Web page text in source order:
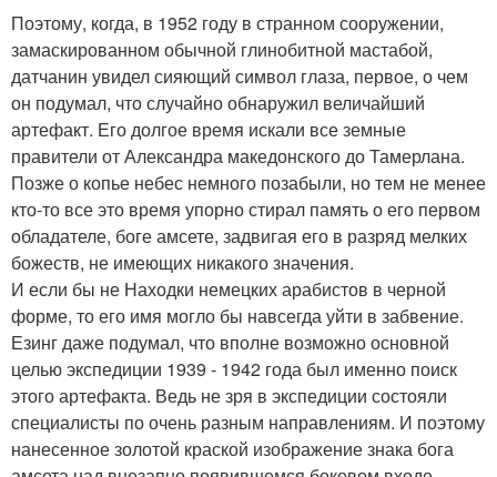
Поэтому, когда, в 1952 году в странном сооружении,
замаскированном обычной глинобитной мастабой,
датчанин увидел сияющий символ глаза, первое, о чем
он подумал, что случайно обнаружил величайший
артефакт. Его долгое время искали все земные
правители от Александра македонского до Тамерлана.
Позже о копье небес немного позабыли, но тем не менее
кто-то все это время упорно стирал память о его первом
обладателе, боге амсете, задвигая его в разряд мелких
божеств, не имеющих никакого значения.
И если бы не Находки немецких арабистов в черной
форме, то его имя могло бы навсегда уйти в забвение.
Езинг даже подумал, что вполне возможно основной
целью экспедиции 1939 - 1942 года был именно поиск
этого артефакта. Ведь не зря в экспедиции состояли
специалисты по очень разным направлениям. И поэтому
нанесенное золотой краской изображение знака бога